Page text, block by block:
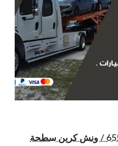
ونش الضباعية / 65557275 / ونش كرين سطحة